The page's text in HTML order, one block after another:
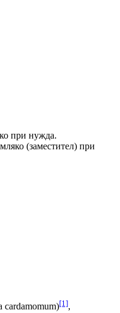
при нужда.
(заместител) при
cardamomum)[1],